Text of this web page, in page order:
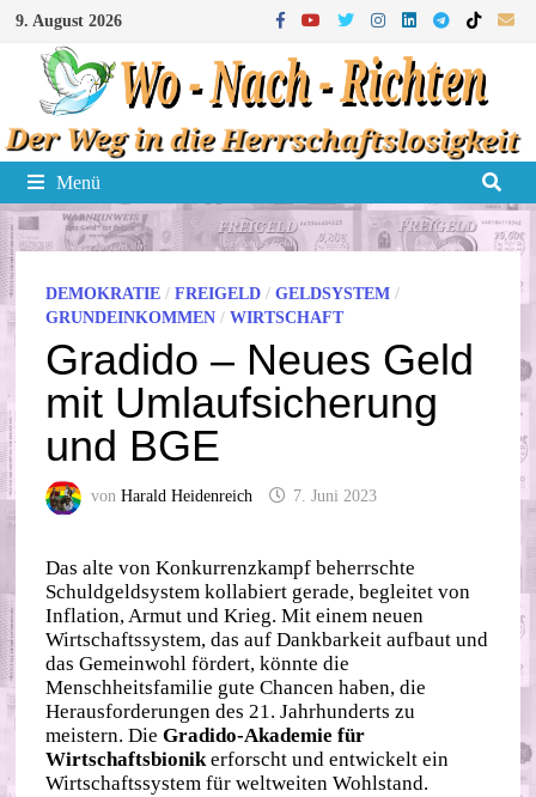
Zum
Inhalt
springen
9. August 2026
Menü
DEMOKRATIE /FREIGELD /GELDSYSTEM /
GRUNDEINKOMMEN /WIRTSCHAFT
Gradido – Neues Geld
mit Umlaufsicherung
und BGE
vonHarald Heidenreich 7. Juni 2023
Das alte von Konkurrenzkampf beherrschte
Schuldgeldsystem kollabiert gerade, begleitet von
Inflation, Armut und Krieg. Mit einem neuen
Wirtschaftssystem, das auf Dankbarkeit aufbaut und
das Gemeinwohl fördert, könnte die
Menschheitsfamilie gute Chancen haben, die
Herausforderungen des 21. Jahrhunderts zu
meistern. DieGradido-Akademie für
Wirtschaftsbionikerforscht und entwickelt ein
Wirtschaftssystem für weltweiten Wohlstand.